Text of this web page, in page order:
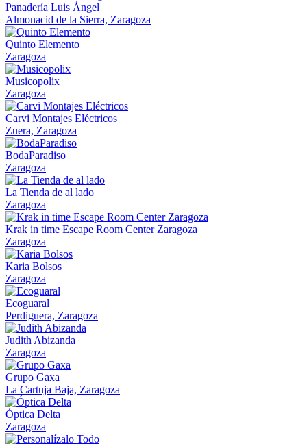
Panadería Luis Ángel
Almonacid de la Sierra, Zaragoza
Quinto Elemento
Zaragoza
Musicopolix
Zaragoza
Carvi Montajes Eléctricos
Zuera, Zaragoza
BodaParadiso
Zaragoza
La Tienda de al lado
Zaragoza
Krak in time Escape Room Center Zaragoza
Zaragoza
Karia Bolsos
Zaragoza
Ecoguaral
Perdiguera, Zaragoza
Judith Abizanda
Zaragoza
Grupo Gaxa
La Cartuja Baja, Zaragoza
Óptica Delta
Zaragoza